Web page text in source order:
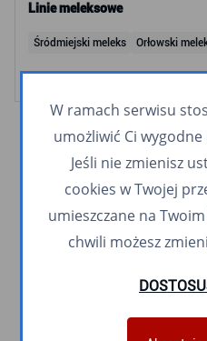
Linie meleksowe
Śródmiejski meleks Orłowski
W ramach serwisu
umożliwić Ci
Jeśli nie zmienisz
cookies w Twojej
umieszczane na
chwili możesz